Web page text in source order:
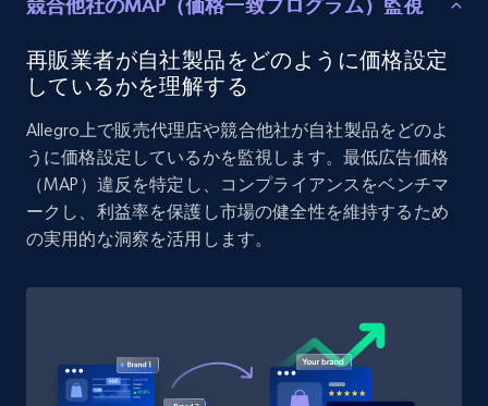
price, and more.
Amazon products search
Asin, URL, Name, Sponsored, Initial price, Final
今すぐ始める
競合他社のMAP（価格一致プログラム）監視
再販業者が自社製品をどのように価格設定
しているかを理解する
Allegro上で販売代理店や競合他社が自社製品をどのよ
うに価格設定しているかを監視します。最低広告価格
（MAP）違反を特定し、コンプライアンスをベンチマ
ークし、利益率を保護し市場の健全性を維持するため
の実用的な洞察を活用します。